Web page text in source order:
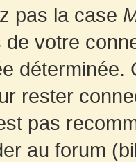
pas la case
de votre
déterminée.
rester
pas
au forum